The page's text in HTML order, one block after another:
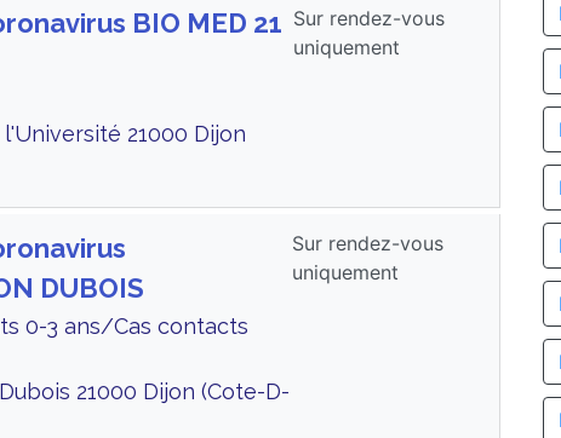
BIO MED 21
21000 Dijon
Sur rendez-vous
uniquement
DUBOIS
0-3 ans/Cas contacts
21000 Dijon (Cote-D-
Sur rendez-vous
uniquement